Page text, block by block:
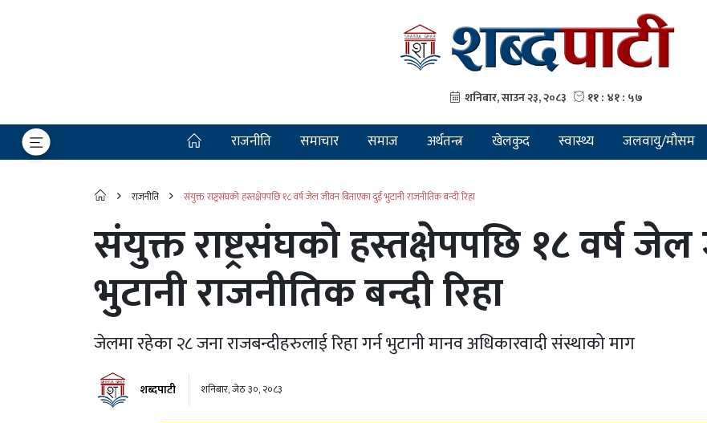
राजनीति समाचार समाज अर्थतन्त्र खेलकुद स्वास्थ्य जलवायु/मौसम
राजनीति संयुक्त राष्ट्रसंघको हस्तक्षेपपछि १८ वर्ष जेल जीवन बिताएका दुई भुटानी राजनीतिक बन्दी रिहा
संयुक्त राष्ट्रसंघको हस्तक्षेपपछि १८ वर्ष
भुटानी राजनीतिक बन्दी रिहा
जेलमा रहेका २८ जना राजबन्दीहरुलाई रिहा गर्न भुटानी मानव अधिकारवादी संस्थाको माग
शब्दपाटी शनिबार, जेठ ३०, २०८३